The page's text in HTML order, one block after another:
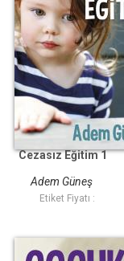
Cezasız Eğitim 1
Adem Güneş
Etiket Fiyatı :